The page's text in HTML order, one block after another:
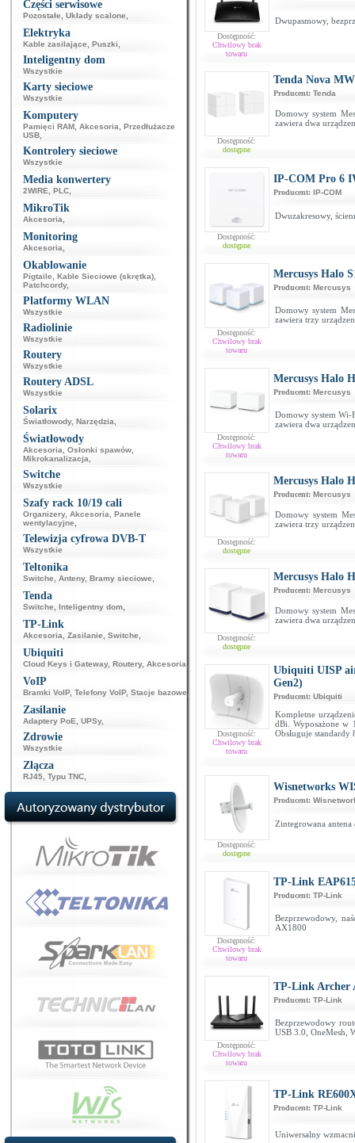
Części serwisowe
Pozostałe Układy scalone
Elektryka
Kable zasilające Puszki
Inteligentny dom
Wszystkie
Karty sieciowe
Wszystkie
Komputery
Pamięci RAM Akcesoria
Przedłużacze
USB
Kontrolery sieciowe
Wszystkie
Media konwertery
2WIRE PLC
MikroTik
Akcesoria
Monitoring
Akcesoria
Okablowanie
Pigtaile Kable Sieciowe (skrętka)
Patchcordy,
Platformy WLAN
Wszystkie
Radiolinie
Wszystkie
Routery
Wszystkie
Routery ADSL
Wszystkie
Solarix
Światłowody, Narzędzia
Światłowody
Akcesoria Osłonki spawów
Mikrokanalizacja
Switche
Wszystkie
Szafy rack 10/19 cali
Organizery, Akcesoria
Panele
wentylacyjne
Telewizja cyfrowa DVB-T
Wszystkie
Teltonika
Switche Anteny, Bramy sieciowe
Tenda
Switche Inteligentny dom
TP-Link
Akcesoria Zasilanie Switche
Ubiquiti
Cloud Keys i Gateway, Routery, Akcesoria
VoIP
Bramki VoIP, Telefony VoIP, Stacje bazowe
Zasilanie
Adaptery PoE UPSy,
Zdrowie
Wszystkie
Złącza
RJ45 Typu TNC
Dostępność:
Chwilowy brak
towaru
Dwupasmowy,
Dostępność:
dostępne
Tenda Nova
Producent: Tenda
Domowy system
zawiera dwa
Dostępność:
dostępne
IP-COM Pro 6
Producent: IP-COM
Dwuzakresowy,
Dostępność:
Chwilowy brak
towaru
Mercusys Halo
Producent: Mercusys
Domowy system
zawiera trzy
Dostępność:
Chwilowy brak
towaru
Mercusys Halo
Producent: Mercusys
Domowy system
zawiera dwa
Dostępność:
dostępne
Mercusys Halo
Producent: Mercusys
Domowy system
zawiera trzy
Dostępność:
dostępne
Mercusys Halo
Producent: Mercusys
Domowy system
zawiera dwa
Dostępność:
Chwilowy brak
towaru
Ubiquiti UISP
Gen2)
Producent: Ubiquiti
Kompletne
dBi. Wyposażone w
Obsługuje standardy
Dostępność:
dostępne
Wisnetworks
Producent:
Zintegrowana
Dostępność:
Chwilowy brak
towaru
TP-Link
Producent: TP-Link
Bezprzewodowy,
AX1800
Dostępność:
Chwilowy brak
towaru
TP-Link Archer
Producent: TP-Link
Bezprzewodowy
USB 3.0, OneMesh,
TP-Link
Producent: TP-Link
Uniwersalny